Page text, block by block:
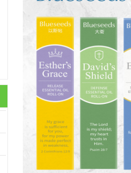
7 折
NT$231
NT$330